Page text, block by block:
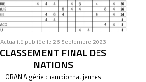
Actualité publiée le 26 Septembre 2023
CLASSEMENT FINAL DES
NATIONS
ORAN Algérie championnat jeunes